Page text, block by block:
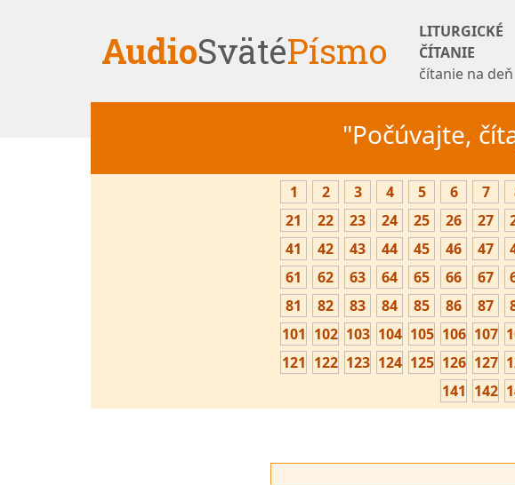
AudioSvätéPísmo
LITURGICKÉ
ČÍTANIE
čítanie na deň
"Počúvajte,
1 2 3 4 5 6 7
21
22 23 24 25 26 27
41
42 43 44 45 46 47
61
62 63 64 65 66 67
81
82 83 84 85 86 87
101 102 103 104 105 106 107
121 122 123 124 125 126 127
141 142